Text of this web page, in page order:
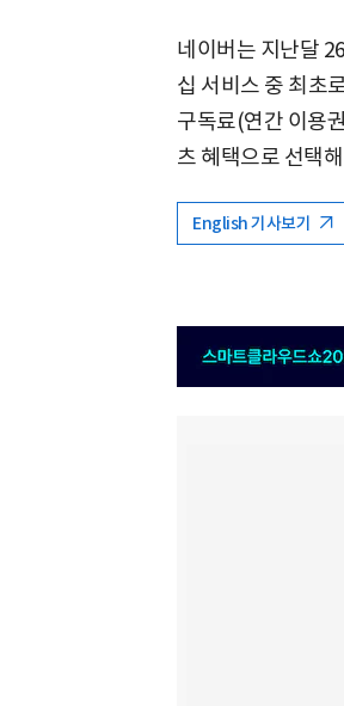
네이버는 지난달
십 서비스 중 최초
구독료(연간 이용
츠 혜택으로 선택
English 기사보기